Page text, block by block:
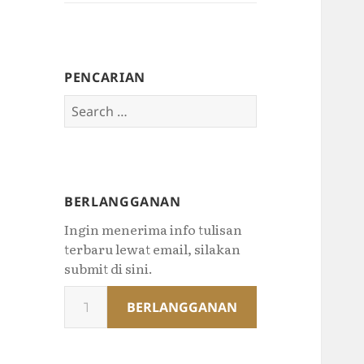
PENCARIAN
Search
for:
BERLANGGANAN
Ingin menerima info tulisan
terbaru lewat email, silakan
submit di sini.
your
email…
BERLANGGANAN